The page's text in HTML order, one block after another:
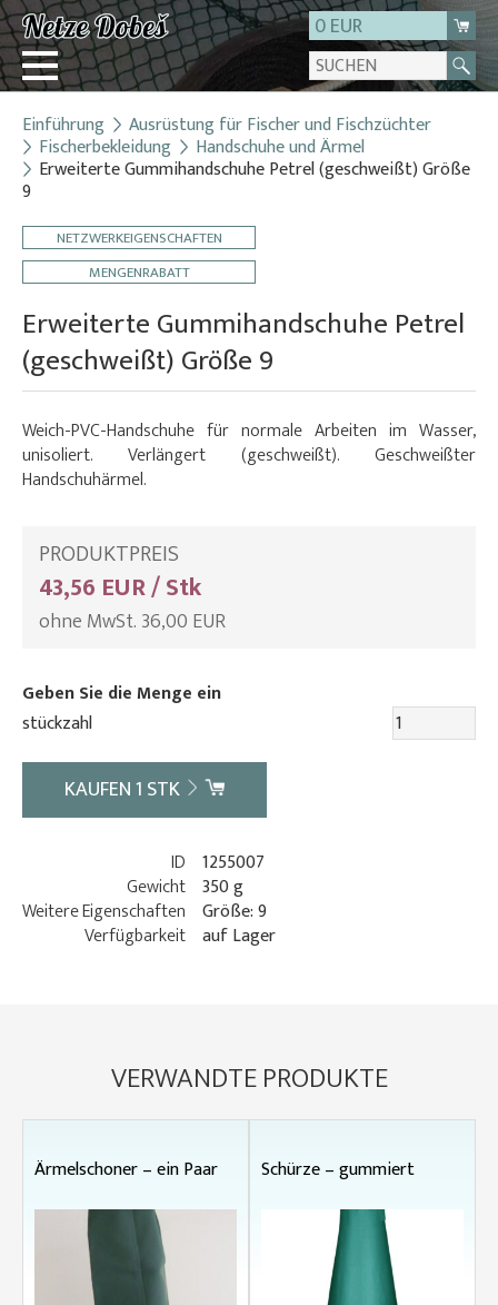
0 EUR
Login
Registrierung
Kontakt
Einführung Ausrüstung für Fischer und Fischzüchter
Fischerbekleidung Handschuhe und Ärmel
Erweiterte Gummihandschuhe Petrel (geschweißt) Größe
9
NETZWERKEIGENSCHAFTEN
MENGENRABATT
Erweiterte Gummihandschuhe Petrel
(geschweißt) Größe 9
Weich-PVC-Handschuhe für normale Arbeiten im Wasser,
unisoliert. Verlängert (geschweißt). Geschweißter
Handschuhärmel.
PRODUKTPREIS
43,56 EUR / Stk
ohne MwSt. 36,00 EUR
Geben Sie die Menge ein
stückzahl
KAUFEN1 STK
ID 1255007
Gewicht 350 g
Weitere Eigenschaften Größe: 9
Verfügbarkeit auf Lager
VERWANDTE PRODUKTE
Ärmelschoner – ein Paar Schürze – gummiert